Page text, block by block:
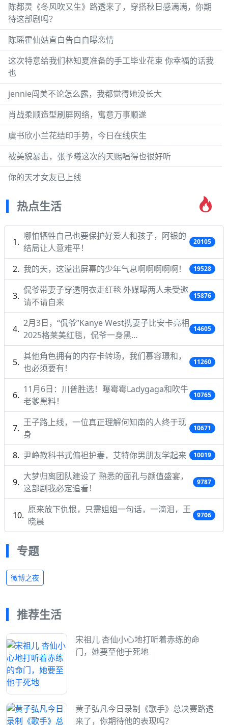
陈都灵《冬风吹又生》路透来了，穿搭秋日感满满，你期
待这部剧吗？
陈瑶霍仙姑直白告白自曝恋情
这次特意给我们林知夏准备的手工毕业花束 你幸福的话我
也
jennie闯美不论怎么露，我都觉得她没长大
肖战柔顺造型刷屏网络，寓意万事顺遂
虞书欣小兰花结印手势，今日在线庆生
被美貌暴击，张予曦这次的天赐唱得也很好听
你的天才女友已上线
热点生活
哪怕牺牲自己也要保护好爱人和孩子，阿银的
结局让人意难平！
20105
我的天，这溢出屏幕的少年气息啊啊啊啊啊！ 19528
侃爷带妻子穿透明衣走红毯 外媒曝两人未受邀
请不请自来
15876
2月3日，“侃爷”Kanye West携妻子比安卡亮相
2025格莱美红毯，侃爷一身黑…
14605
其他角色拥有的内存卡转场，我们慕容璟和，
也必须要有！
11260
11月6日：川普胜选！曝霉霉Ladygaga和吹牛
老爹黑料！
10765
王子路上线，一位真正理解何知南的人终于现
身
10671
尹峥教科书式偏袒护妻，艾特你男朋友学起来 10019
大梦归离团队建设了 熟悉的面孔与颜值盛宴，
这部剧我必定追看！
9787
原来放下仇恨，只需姐姐一句话，一滴泪，王
晓晨
9706
专题
微博之夜
推荐生活
宋祖儿 杏仙小心地打听着赤练的命
门，她要至他于死地
黄子弘凡今日录制《歌手》总决赛路透
来了，你期待他的表现吗？